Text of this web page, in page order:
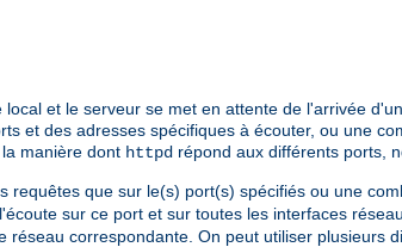
et le serveur se met en attente de l'arrivée
et des adresses spécifiques à écouter, ou une
manière dont httpd répond aux différents ports,
que sur le(s) port(s) spécifiés ou une
sur ce port et sur toutes les interfaces
correspondante. On peut utiliser plusieurs